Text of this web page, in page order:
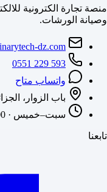
وصيانة الورشات.
dz.com
0551 229 593
واتساب متاح
باب الزوار،
سبت–خميس · 9:00 – 16:30 · الجمعة مغلق
تابعنا